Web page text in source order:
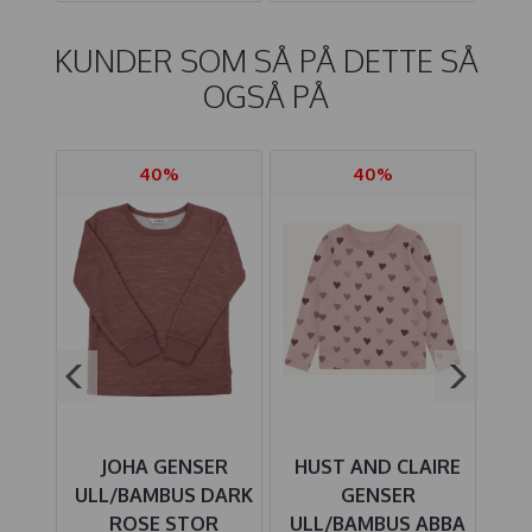
KUNDER SOM SÅ PÅ DETTE SÅ
OGSÅ PÅ
40%
JOHA GENSER
ULL/BAMBUS DARK
ROSE STOR
40%
HUST AND CLAIRE
GENSER
ULL/BAMBUS ABBA